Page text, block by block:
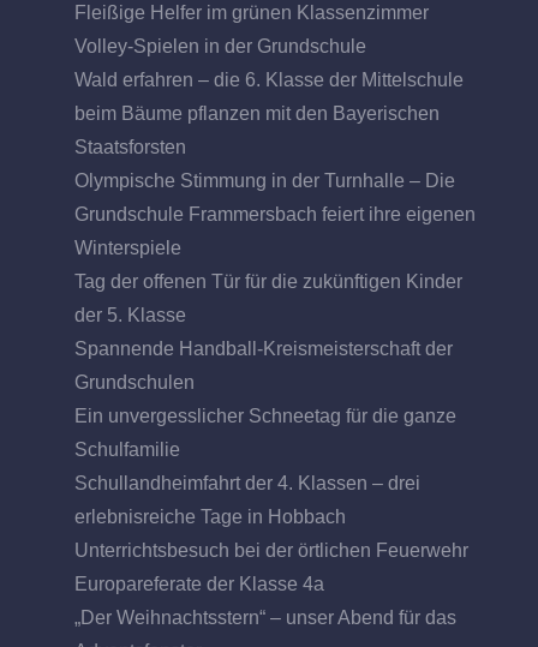
Fleißige Helfer im grünen Klassenzimmer
Volley-Spielen in der Grundschule
Wald erfahren – die 6. Klasse der Mittelschule
beim Bäume pflanzen mit den Bayerischen
Staatsforsten
Olympische Stimmung in der Turnhalle – Die
Grundschule Frammersbach feiert ihre eigenen
Winterspiele
Tag der offenen Tür für die zukünftigen Kinder
der 5. Klasse
Spannende Handball-Kreismeisterschaft der
Grundschulen
Ein unvergesslicher Schneetag für die ganze
Schulfamilie
Schullandheimfahrt der 4. Klassen – drei
erlebnisreiche Tage in Hobbach
Unterrichtsbesuch bei der örtlichen Feuerwehr
Europareferate der Klasse 4a
„Der Weihnachtsstern“ – unser Abend für das